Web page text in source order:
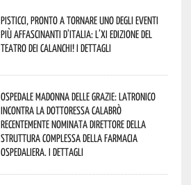
Pisticci, pronto a tornare uno degli eventi
più affascinanti d’Italia: l’XI edizione del
Teatro dei Calanchi! I dettagli
Ospedale Madonna delle Grazie: Latronico
incontra la dottoressa Calabrò
recentemente nominata Direttore della
Struttura Complessa della Farmacia
Ospedaliera. I dettagli